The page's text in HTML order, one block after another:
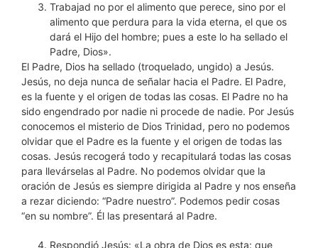
Trabajad no por el alimento que perece, sino por el
alimento que perdura para la vida eterna, el que os
dará el Hijo del hombre; pues a este lo ha sellado el
Padre, Dios».
El Padre, Dios ha sellado (troquelado, ungido) a Jesús.
Jesús, no deja nunca de señalar hacia el Padre. El Padre,
es la fuente y el origen de todas las cosas. El Padre no ha
sido engendrado por nadie ni procede de nadie. Por Jesús
conocemos el misterio de Dios Trinidad, pero no podemos
olvidar que el Padre es la fuente y el origen de todas las
cosas. Jesús recogerá todo y recapitulará todas las cosas
para llevárselas al Padre. No podemos olvidar que la
oración de Jesús es siempre dirigida al Padre y nos enseña
a rezar diciendo: “Padre nuestro”. Podemos pedir cosas
“en su nombre”. Él las presentará al Padre.
Respondió Jesús: «La obra de Dios es esta: que